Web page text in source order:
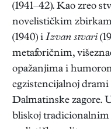
(1941–42). Kao zreo
novelističkim
(1940) i Izvan stvari
metaforičnim,
opažanjima i
egzistencijalnoj
Dalmatinske zagore.
bliskoj